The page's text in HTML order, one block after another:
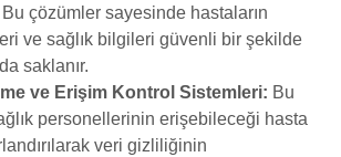
çözümler sayesinde hastaların
ve sağlık bilgileri güvenli bir şekilde
saklanır.
ve Erişim Kontrol Sistemleri: Bu
personellerinin erişebileceği hasta
veri gizliliğinin